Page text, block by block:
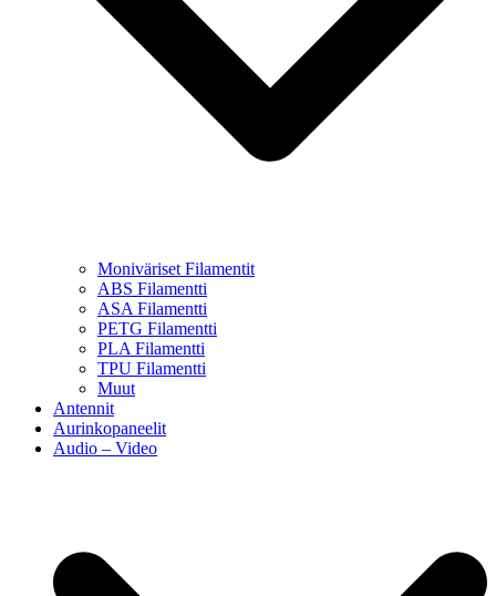
Moniväriset Filamentit
ABS Filamentti
ASA Filamentti
PETG Filamentti
PLA Filamentti
TPU Filamentti
Muut
Antennit
Aurinkopaneelit
Audio – Video